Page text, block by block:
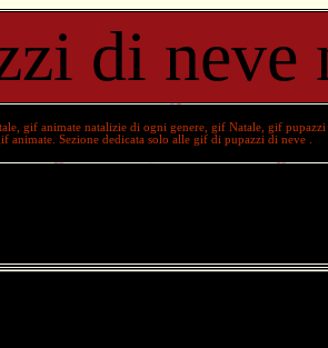
di neve
, gif animate nataliziedi ogni genere, gif Natale, gif pupazzi
animate. Sezione dedicata solo alle gif di pupazzi di neve